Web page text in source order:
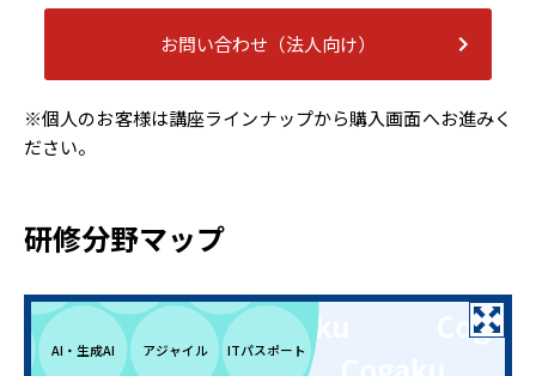
お問い合わせ（法人向け）
※個人のお客様は講座ラインナップから購入画面へお進みく
ださい。
研修分野マップ
AI・生成AI アジャイル ITパスポート
とDRBFM
品質管理分野